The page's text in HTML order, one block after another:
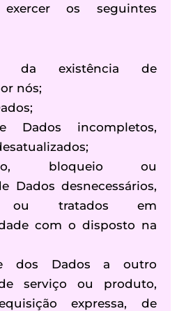
os seguintes
da existência de
nós;
Dados incompletos,
bloqueio ou
Dados desnecessários,
ou tratados em
com o disposto na
dos Dados a outro
serviço ou produto,
expressa, de